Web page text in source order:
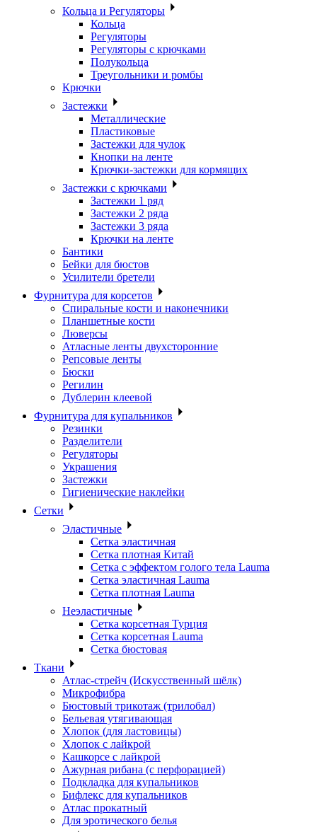
Кольца и Регуляторы
Кольца
Регуляторы
Регуляторы с крючками
Полукольца
Треугольники и ромбы
Крючки
Застежки
Металлические
Пластиковые
Застежки для чулок
Кнопки на ленте
Крючки-застежки для кормящих
Застежки с крючками
Застежки 1 ряд
Застежки 2 ряда
Застежки 3 ряда
Крючки на ленте
Бантики
Бейки для бюстов
Усилители бретели
Фурнитура для корсетов
Спиральные кости и наконечники
Планшетные кости
Люверсы
Атласные ленты двухсторонние
Репсовые ленты
Бюски
Регилин
Дублерин клеевой
Фурнитура для купальников
Резинки
Разделители
Регуляторы
Украшения
Застежки
Гигиенические наклейки
Сетки
Эластичные
Сетка эластичная
Сетка плотная Китай
Сетка с эффектом голого тела Lauma
Сетка эластичная Lauma
Сетка плотная Lauma
Неэластичные
Сетка корсетная Турция
Сетка корсетная Lauma
Сетка бюстовая
Ткани
Атлас-стрейч (Искусственный шёлк)
Микрофибра
Бюстовый трикотаж (трилобал)
Бельевая утягивающая
Хлопок (для ластовицы)
Хлопок с лайкрой
Кашкорсе с лайкрой
Ажурная рибана (с перфорацией)
Подкладка для купальников
Бифлекс для купальников
Атлас прокатный
Для эротического белья